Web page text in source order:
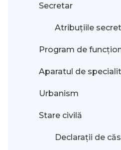
Secretar
Atribuțiile
Program de
Aparatul de
Urbanism
Stare civilă
Declarații de